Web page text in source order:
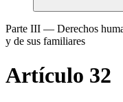
Parte III — Derechos
y de sus familiares
Artículo 32